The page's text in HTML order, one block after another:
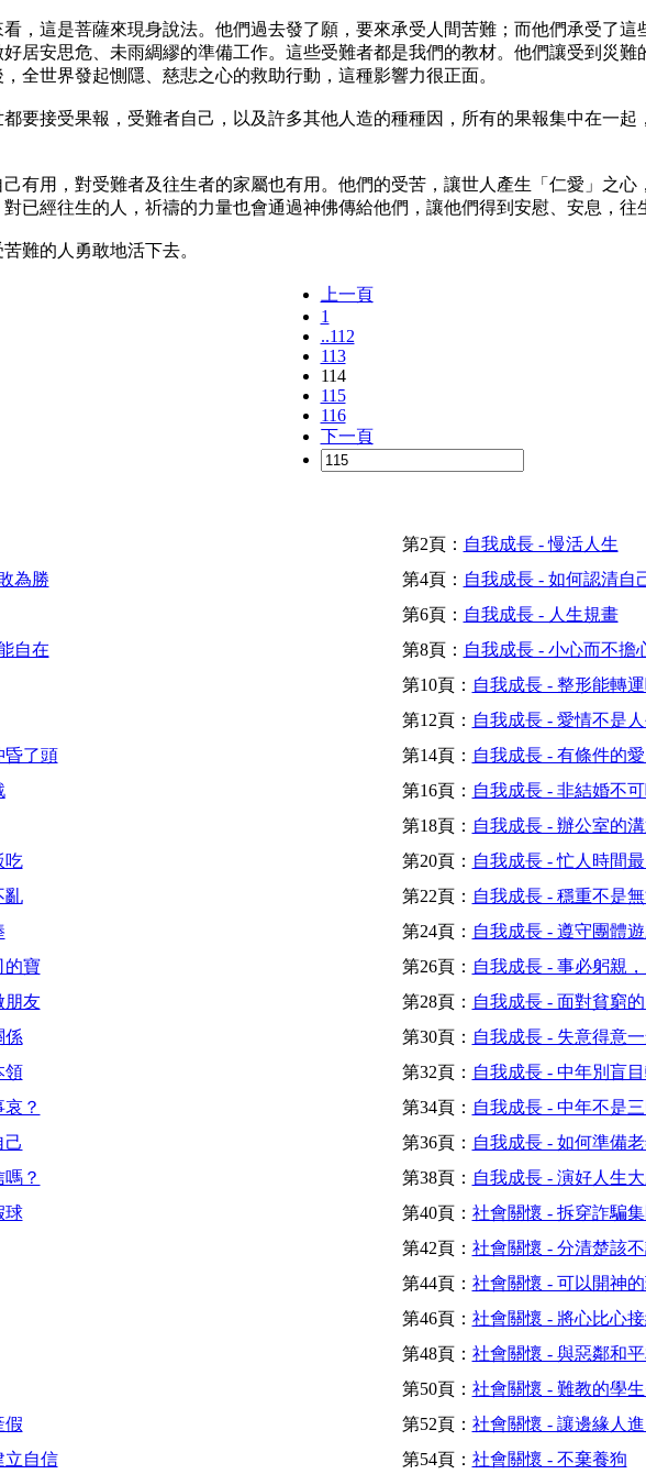
這是菩薩來現身說法。他們過去發了願，要來承受人間苦難；而他們承受了這
居安思危、未雨綢繆的準備工作。這些受難者都是我們的教材。他們讓受到災
全世界發起惻隱、慈悲之心的救助行動，這種影響力很正面。
接受果報，受難者自己，以及許多其他人造的種種因，所有的果報集中在一起
用，對受難者及往生者的家屬也有用。他們的受苦，讓世人產生「仁愛」之心
已經往生的人，祈禱的力量也會通過神佛傳給他們，讓他們得到安慰、安息，往
的人勇敢地活下去。
上一頁
1
..112
113
114
115
116
下一頁
第2頁： 自我成長 - 慢活人生
為勝 第4頁： 自我成長 - 如何認清自
第6頁： 自我成長 - 人生規畫
自在 第8頁： 自我成長 - 小心而不擔
第10頁： 自我成長 - 整形能轉運
第12頁： 自我成長 - 愛情不是
昏了頭 第14頁： 自我成長 - 有條件的
第16頁： 自我成長 - 非結婚不可
第18頁： 自我成長 - 辦公室的
吃 第20頁： 自我成長 - 忙人時間
亂 第22頁： 自我成長 - 穩重不是
第24頁： 自我成長 - 遵守團體
的寶 第26頁： 自我成長 - 事必躬親
朋友 第28頁： 自我成長 - 面對貧窮
係 第30頁： 自我成長 - 失意得意
領 第32頁： 自我成長 - 中年別盲
？ 第34頁： 自我成長 - 中年不是
己 第36頁： 自我成長 - 如何準備
？ 第38頁： 自我成長 - 演好人生
球 第40頁： 社會關懷 - 拆穿詐騙
第42頁： 社會關懷 - 分清楚該
第44頁： 社會關懷 - 可以開神
第46頁： 社會關懷 - 將心比心接
第48頁： 社會關懷 - 與惡鄰和
第50頁： 社會關懷 - 難教的學
假 第52頁： 社會關懷 - 讓邊緣人
立自信 第54頁： 社會關懷 - 不棄養狗